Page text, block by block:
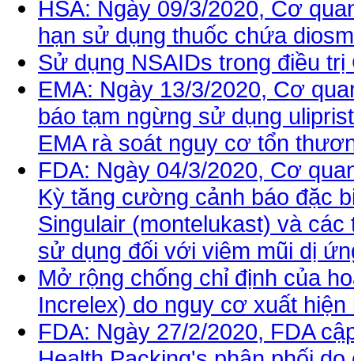
HSA: Ngày 09/3/2020, Cơ
hạn sử dụng thuốc chứa
Sử dụng NSAIDs trong điều
EMA: Ngày 13/3/2020, Cơ
báo tạm ngừng sử dụng
EMA rà soát nguy cơ tổn
FDA: Ngày 04/3/2020, Cơ
Kỳ tăng cường cảnh báo đặc
Singulair (montelukast) và
sử dụng đối với viêm mũi dị
Mở rộng chống chỉ định của
Increlex) do nguy cơ xuất
FDA: Ngày 27/2/2020, FDA